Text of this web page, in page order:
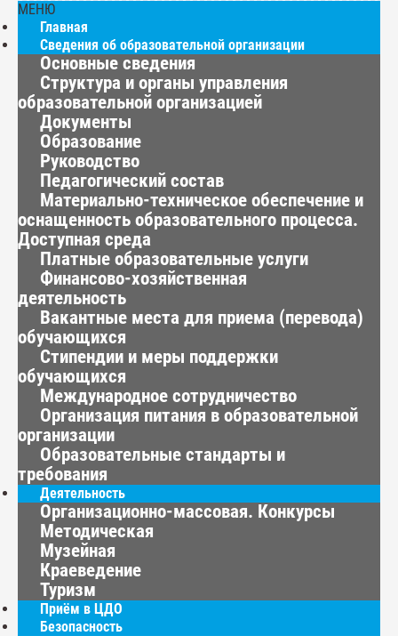
МЕНЮ
Главная
Сведения об образовательной организации
Основные сведения
Структура и органы управления
образовательной организацией
Документы
Образование
Руководство
Педагогический состав
Материально-техническое обеспечение и
оснащенность образовательного процесса.
Доступная среда
Платные образовательные услуги
Финансово-хозяйственная
деятельность
Вакантные места для приема (перевода)
обучающихся
Стипендии и меры поддержки
обучающихся
Международное сотрудничество
Организация питания в образовательной
организации
Образовательные стандарты и
требования
Деятельность
Организационно-массовая. Конкурсы
Методическая
Музейная
Краеведение
Туризм
Приём в ЦДО
Безопасность